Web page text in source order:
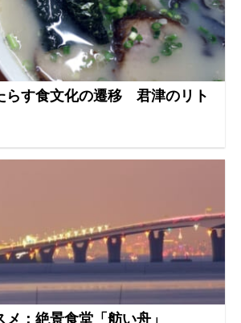
らす食文化の遷移 君津のリト
：絶景食堂「舫い舟」